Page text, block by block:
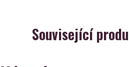
Související